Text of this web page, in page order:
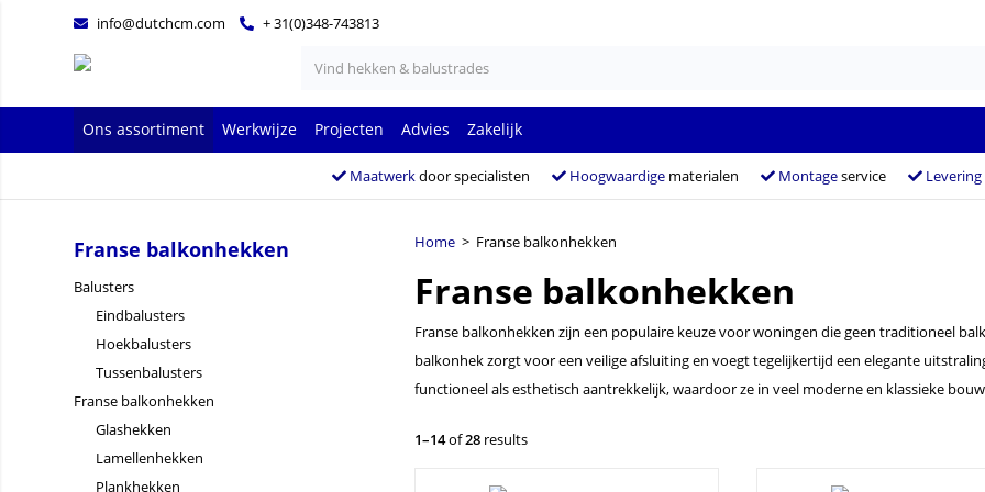
info@dutchcm.com + 31(0)348-743813
Ons assortiment Werkwijze Projecten Advies Zakelijk
Maatwerkdoor specialisten Hoogwaardigematerialen Montageservice Levering
Franse balkonhekken
Balusters
Eindbalusters
Hoekbalusters
Tussenbalusters
Franse balkonhekken
Glashekken
Lamellenhekken
Plankhekken
Home > Franse balkonhekken
Franse balkonhekken
Franse balkonhekken zijn een populaire keuze voor woningen die geen traditioneel
balkonhek zorgt voor een veilige afsluiting en voegt tegelijkertijd een elegante
functioneel als esthetisch aantrekkelijk, waardoor ze in veel moderne en klassieke
1–14of28 results